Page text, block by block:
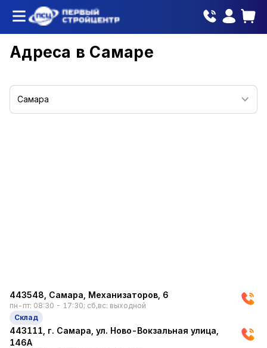
Адреса в Самаре
Самара
​443548, Самара, Механизаторов, 6
пн-пт: 08:30 - 17:30; сб,вс: выходной
Склад
443111, г. Самара, ул. Ново-Вокзальная улица,
146А